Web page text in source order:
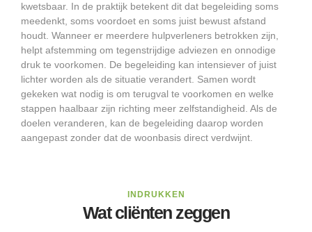
kwetsbaar. In de praktijk betekent dit dat begeleiding soms
meedenkt, soms voordoet en soms juist bewust afstand
houdt. Wanneer er meerdere hulpverleners betrokken zijn,
helpt afstemming om tegenstrijdige adviezen en onnodige
druk te voorkomen. De begeleiding kan intensiever of juist
lichter worden als de situatie verandert. Samen wordt
gekeken wat nodig is om terugval te voorkomen en welke
stappen haalbaar zijn richting meer zelfstandigheid. Als de
doelen veranderen, kan de begeleiding daarop worden
aangepast zonder dat de woonbasis direct verdwijnt.
INDRUKKEN
Wat cliënten zeggen